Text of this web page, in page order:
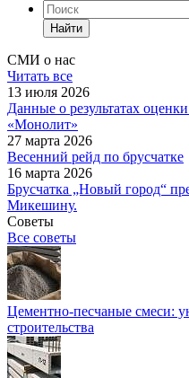
Найти
СМИ о нас
Читать все
13 июля 2026
Данные о результатах
«Монолит»
27 марта 2026
Весенний рейд по брусчатке
16 марта 2026
Брусчатка „Новый город“
Микешину.
Советы
Все советы
Цементно-песчаные смеси:
строительства